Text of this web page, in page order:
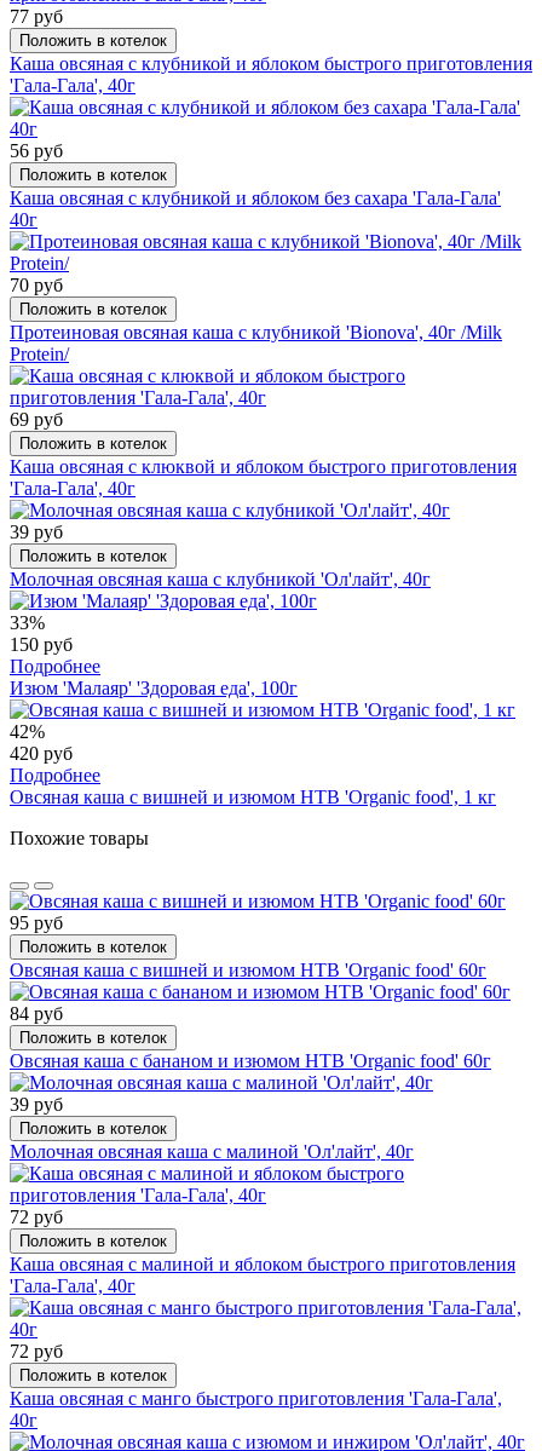
77 руб
Положить в котелок
Каша овсяная с клубникой и яблоком быстрого приготовления
'Гала-Гала', 40г
56 руб
Положить в котелок
Каша овсяная с клубникой и яблоком без сахара 'Гала-Гала'
40г
70 руб
Положить в котелок
Протеиновая овсяная каша с клубникой 'Bionova', 40г /Milk
Protein/
69 руб
Положить в котелок
Каша овсяная с клюквой и яблоком быстрого приготовления
'Гала-Гала', 40г
39 руб
Положить в котелок
Молочная овсяная каша с клубникой 'Ол'лайт', 40г
33%
150 руб
Подробнее
Изюм 'Малаяр' 'Здоровая еда', 100г
42%
420 руб
Подробнее
Овсяная каша с вишней и изюмом НТВ 'Organic food', 1 кг
Похожие товары
95 руб
Положить в котелок
Овсяная каша с вишней и изюмом НТВ 'Organic food' 60г
84 руб
Положить в котелок
Овсяная каша с бананом и изюмом НТВ 'Organic food' 60г
39 руб
Положить в котелок
Молочная овсяная каша с малиной 'Ол'лайт', 40г
72 руб
Положить в котелок
Каша овсяная с малиной и яблоком быстрого приготовления
'Гала-Гала', 40г
72 руб
Положить в котелок
Каша овсяная с манго быстрого приготовления 'Гала-Гала',
40г